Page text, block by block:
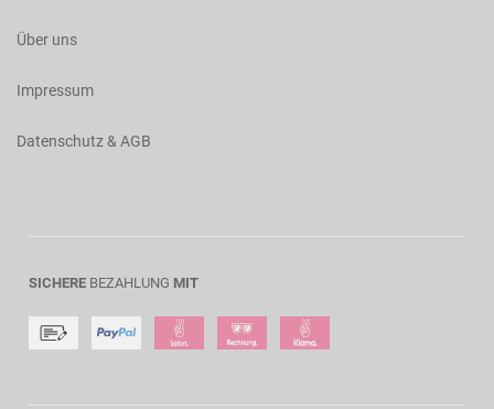
Über uns
Impressum
Datenschutz & AGB
SICHERE BEZAHLUNG MIT